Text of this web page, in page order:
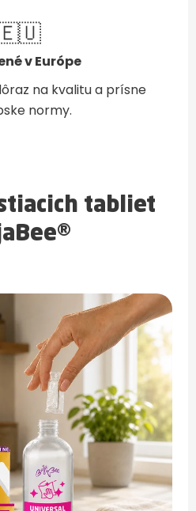
v Európe
na kvalitu a prísne
normy.
tabliet